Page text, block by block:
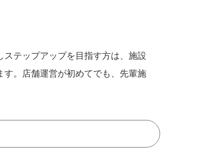
テップアップを目指す方は、施設
。店舗運営が初めてでも、先輩施